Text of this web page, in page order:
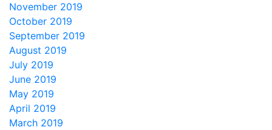
November 2019
October 2019
September 2019
August 2019
July 2019
June 2019
May 2019
April 2019
March 2019